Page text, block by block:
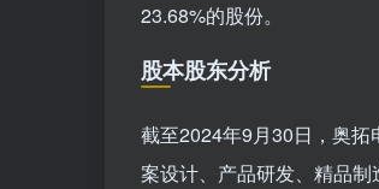
23.68%的股份。
股本股东分析
截至2024年9月30日，奥
案设计、产品研发、精品制